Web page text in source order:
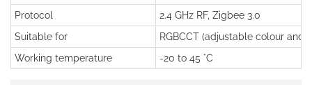
Protocol
2.4 GHz RF, Zigbee 3.0
Suitable for
RGBCCT (adjustable colour
Working temperature
-20 to 45 °C